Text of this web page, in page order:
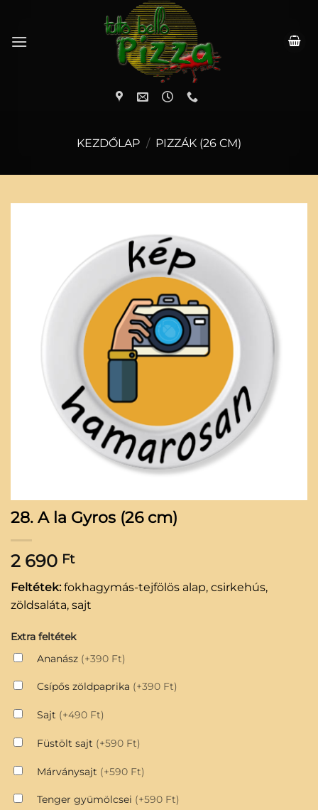
content
KEZDŐLAP / PIZZÁK (26 CM)
28. A la Gyros (26 cm)
2 690 Ft
Feltétek:fokhagymás-tejfölös alap, csirkehús,
zöldsaláta, sajt
Extra feltétek
Ananász (+390 Ft)
Csípős zöldpaprika (+390 Ft)
Sajt (+490 Ft)
Füstölt sajt (+590 Ft)
Márványsajt (+590 Ft)
Tenger gyümölcsei (+590 Ft)